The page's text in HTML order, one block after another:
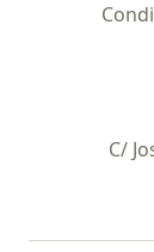
C/